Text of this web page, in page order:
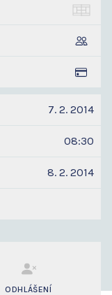
7. 2. 2014
08:30
8. 2. 2014
ODHLÁŠENÍ